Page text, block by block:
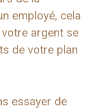
employé, cela
argent se
de votre plan
essayer de